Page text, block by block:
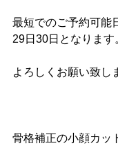
最短でのご予約可能
29日30日となります
よろしくお願い致し
骨格補正の小顔カッ